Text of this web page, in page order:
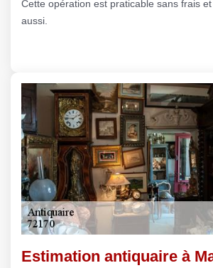
Cette opération est praticable sans frais
aussi.
Estimation antiquaire à